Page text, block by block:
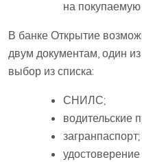
на
В банке Открытие
двум документам, один
выбор из списка:
СНИЛС;
водительские
загранпаспорт;